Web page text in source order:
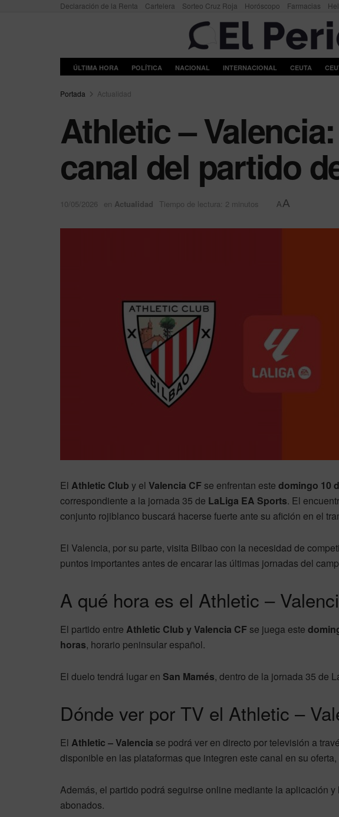
Declaración de la Renta Cartelera Sorteo Cruz Roja Horóscopo Farmacias
ÚLTIMA HORA POLÍTICA NACIONAL INTERNACIONAL CEUTA
Portada Actualidad
Athletic –
canal del partido
10/05/2026 en Actualidad Tiempo de lectura: 2 minutos AA
El Athletic Club y el Valencia CF se enfrentan este domingo 10
correspondiente a la jornada 35 de LaLiga EA Sports. El
conjunto rojiblanco buscará hacerse fuerte ante su afición en el
El Valencia, por su parte, visita Bilbao con la necesidad de
puntos importantes antes de encarar las últimas jornadas del
A qué hora es el Athletic –
El partido entre Athletic Club y Valencia CF se juega este
horas, horario peninsular español.
El duelo tendrá lugar en San Mamés, dentro de la jornada 35 de
Dónde ver por TV el Athletic –
El Athletic – Valencia se podrá ver en directo por televisión a
disponible en las plataformas que integren este canal en su
Además, el partido podrá seguirse online mediante la aplicación
abonados.